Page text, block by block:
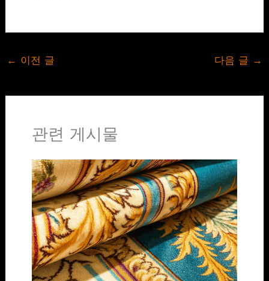
← 이전 글 다음 글 →
관련 게시물